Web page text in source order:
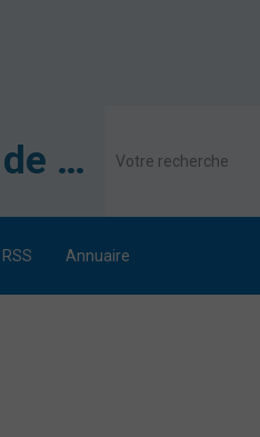
Association des Secouristes Français Croix Blanche de Metz
Annuaire